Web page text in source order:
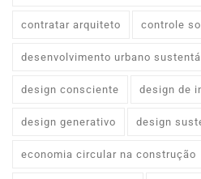
contratar arquiteto controle
desenvolvimento urbano
design consciente design de
design generativo design
economia circular na construção